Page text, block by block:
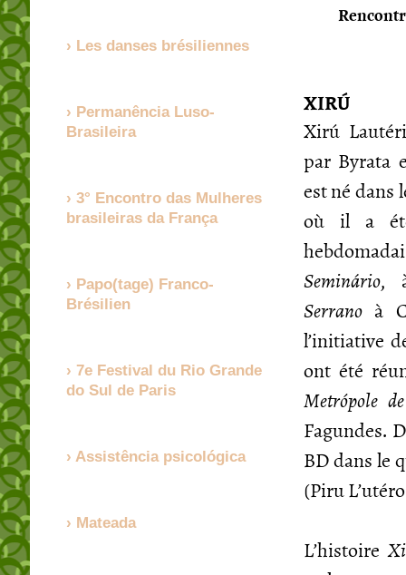
XIRÚ
Xirú
par Byrata
est né dans
où il a
Seminário,
Serranoà
l’initiative
ont été
Metrópole
Fagundes.
BD dans le
(Piru
L’histoire
Les danses brésiliennes
Permanência Luso-
Brasileira
3° Encontro das Mulheres
brasileiras da França
Papo(tage) Franco-
Brésilien
7e Festival du Rio Grande
do Sul de Paris
Assistência psicológica
Mateada